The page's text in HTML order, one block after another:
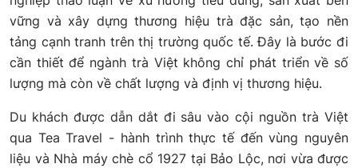
vững và xây dựng thương hiệu trà đặc sản, tạo nền
tảng cạnh tranh trên thị trường quốc tế. Đây là bước đi
cần thiết để ngành trà Việt không chỉ phát triển về số
lượng mà còn về chất lượng và định vị thương hiệu.
Du khách được dẫn dắt đi sâu vào cội nguồn trà Việt
qua Tea Travel - hành trình thực tế đến vùng nguyên
liệu và Nhà máy chè cổ 1927 tại Bảo Lộc, nơi vừa được